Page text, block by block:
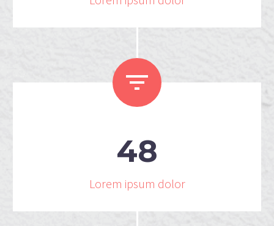


48
Lorem ipsum dolor